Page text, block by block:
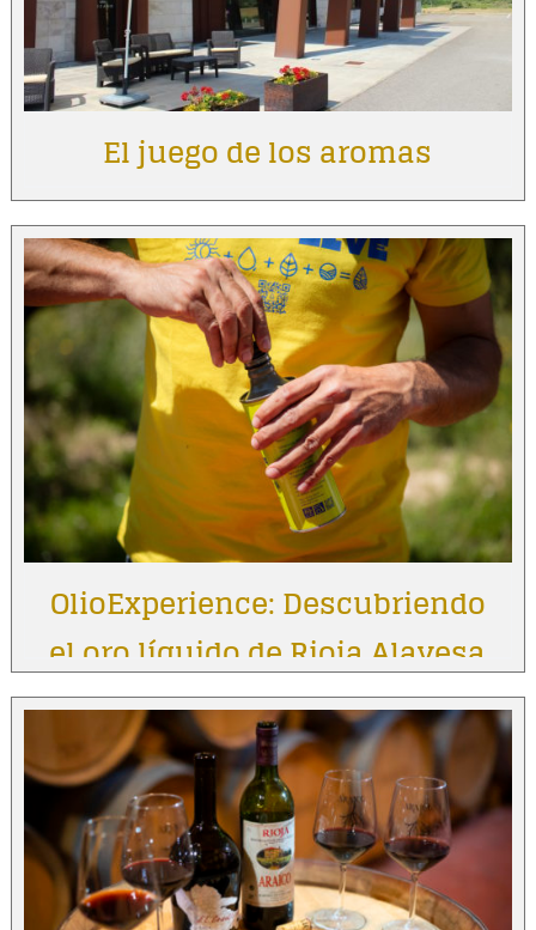
El juego de los aromas
OlioExperience: Descubriendo
el oro líquido de Rioja Alavesa